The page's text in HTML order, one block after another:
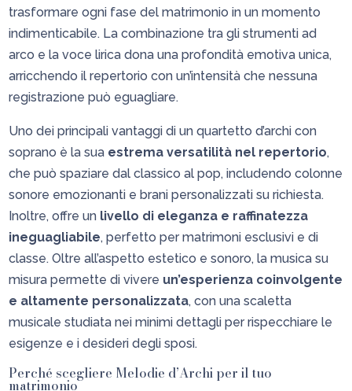
trasformare ogni fase del matrimonio in un momento
indimenticabile. La combinazione tra gli strumenti ad
arco e la voce lirica dona una profondità emotiva unica,
arricchendo il repertorio con un’intensità che nessuna
registrazione può eguagliare.
Uno dei principali vantaggi di un quartetto d’archi con
soprano è la sua estrema versatilità nel repertorio,
che può spaziare dal classico al pop, includendo colonne
sonore emozionanti e brani personalizzati su richiesta.
Inoltre, offre un livello di eleganza e raffinatezza
ineguagliabile, perfetto per matrimoni esclusivi e di
classe. Oltre all’aspetto estetico e sonoro, la musica su
misura permette di vivere un’esperienza coinvolgente
e altamente personalizzata, con una scaletta
musicale studiata nei minimi dettagli per rispecchiare le
esigenze e i desideri degli sposi.
Perché scegliere Melodie d’Archi per il tuo
matrimonio